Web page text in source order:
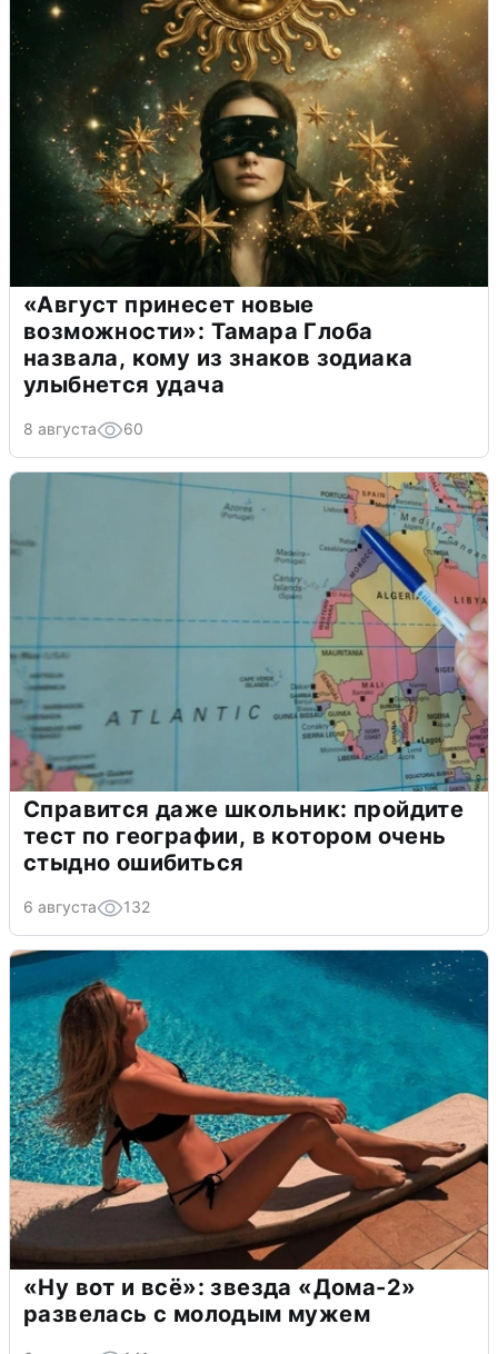
«Август принесет новые
возможности»: Тамара Глоба
назвала, кому из знаков зодиака
улыбнется удача
8 августа 60
Справится даже школьник: пройдите
тест по географии, в котором очень
стыдно ошибиться
6 августа 132
«Ну вот и всё»: звезда «Дома-2»
развелась с молодым мужем